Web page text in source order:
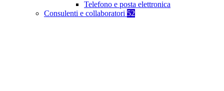
Telefono e posta elettronica
Consulenti e collaboratori 52